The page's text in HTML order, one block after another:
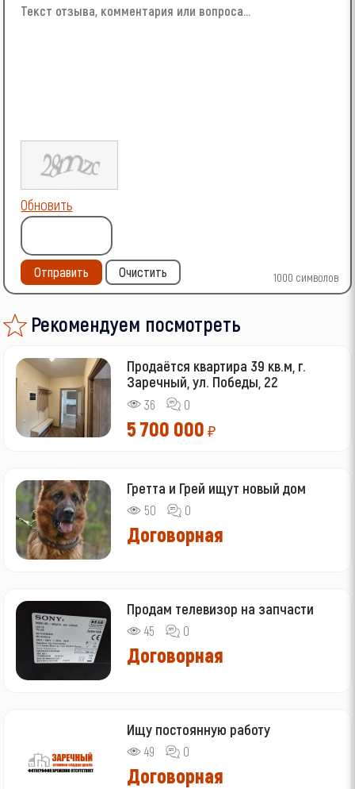
1000 символов
Обновить
Отправить Очистить
Рекомендуем посмотреть
Продаётся квартира 39 кв.м, г.
Заречный, ул. Победы, 22
36 0
5 700 000 ₽
Гретта и Грей ищут новый дом
50 0
Договорная
Продам телевизор на запчасти
45 0
Договорная
Ищу постоянную работу
49 0
Договорная